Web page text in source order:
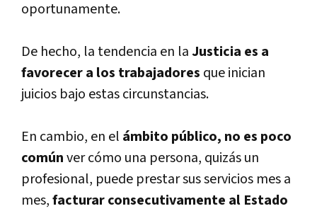
oportunamente.
De hecho, la tendencia en laJusticia es a
favorecer a los trabajadores que inician
juicios bajo estas circunstancias.
En cambio, en el ámbito público, no es poco
comúnver cómo una persona, quizás un
profesional, puede prestar sus servicios mes a
mes,facturar consecutivamente al Estado